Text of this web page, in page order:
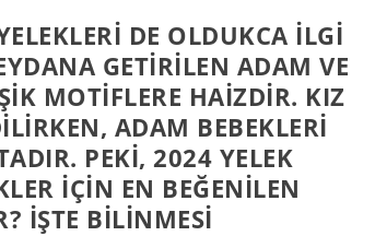
DE OLDUKCA ILGI
GETIRILEN ADAM VE
MOTIFLERE HAIZDIR. KIZ
ADAM BEBEKLERI
PEKI, 2024 YELEK
IÇIN EN BEĞENILEN
İŞTE BILINMESI